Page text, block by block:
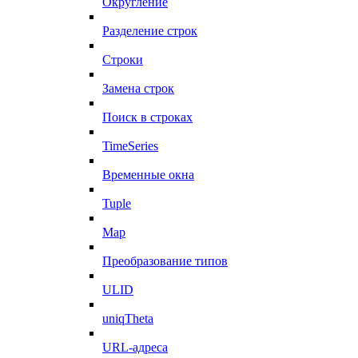
Разделение строк
Строки
Замена строк
Поиск в строках
TimeSeries
Временные окна
Tuple
Map
Преобразование типов
ULID
uniqTheta
URL-адреса